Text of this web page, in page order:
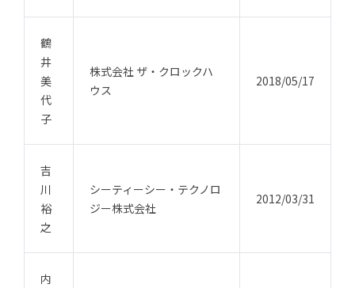
鶴
井
美
代
子
株式会社 ザ・クロックハ
ウス
2018/05/17
吉
川
裕
之
シーティーシー・テクノロ
ジー株式会社
2012/03/31
内